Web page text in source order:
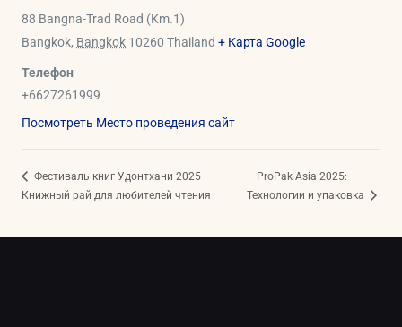
88 Bangna-Trad Road (Km.1)
Bangkok, Bangkok 10260 Thailand + Карта Google
Телефон
+6627261999
Посмотреть Место проведения сайт
Фестиваль книг Удонтхани 2025 –
Книжный рай для любителей чтения
ProPak Asia 2025:
Технологии и упаковка